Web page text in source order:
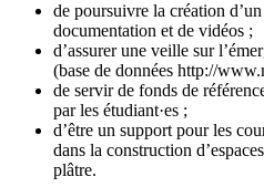
de poursuivre la création
documentation et de vidéos ;
d’assurer une veille sur
(base de données http://
de servir de fonds de
par les étudiant·es ;
d’être un support pour les
dans la construction
plâtre.